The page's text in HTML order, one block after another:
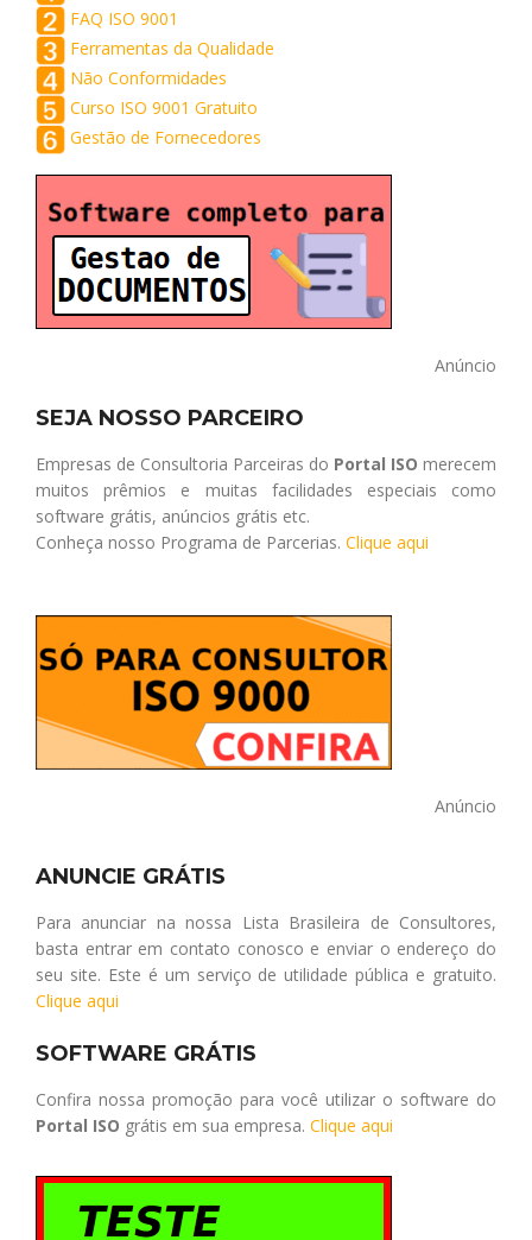
FAQ ISO 9001
Ferramentas da Qualidade
Não Conformidades
Curso ISO 9001 Gratuito
Gestão de Fornecedores
Anúncio
SEJA NOSSO PARCEIRO
Empresas de Consultoria Parceiras do Portal ISO merecem
muitos prêmios e muitas facilidades especiais como
software grátis, anúncios grátis etc.
Conheça nosso Programa de Parcerias. Clique aqui
Anúncio
ANUNCIE GRÁTIS
Para anunciar na nossa Lista Brasileira de Consultores,
basta entrar em contato conosco e enviar o endereço do
seu site. Este é um serviço de utilidade pública e gratuito.
Clique aqui
SOFTWARE GRÁTIS
Confira nossa promoção para você utilizar o software do
Portal ISO grátis em sua empresa. Clique aqui